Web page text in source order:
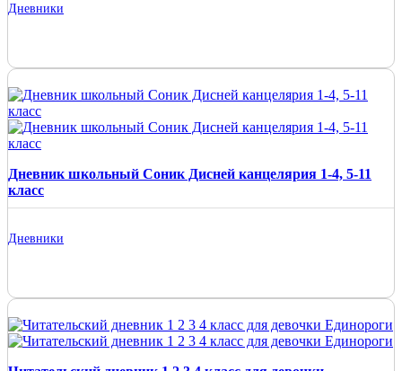
Дневники
Дневник школьный Соник Дисней канцелярия 1-4, 5-11
класс
Дневники